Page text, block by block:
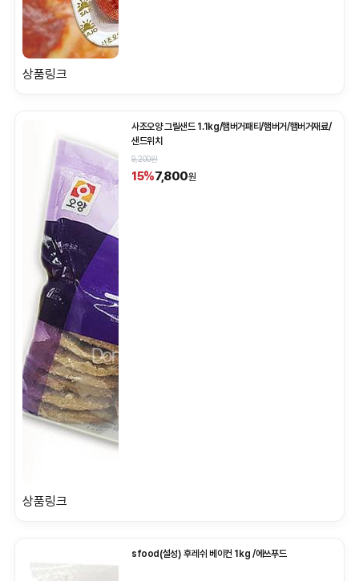
상품링크
사조오양 그릴샌드 1.1kg/햄버거패티/햄버거/햄버거재료/
샌드위치
9,200원
15%7,800원
상품링크
sfood(설성) 후레쉬 베이컨 1kg /에쓰푸드